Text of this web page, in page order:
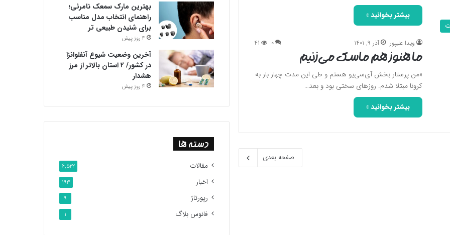
بیشتر بخوانید »
ویدا علیپور آذر 9, 1401 0
41
ما هنوز هم ماسک می‌زنیم
«من پرستار بخش آی‌سی‌یو هستم و طی این مدت چهار بار به
کرونا مبتلا شدم. روزهای سختی بود و بعد…
بیشتر بخوانید »
صفحه بعدی
بهترین مارک سمعک نامرئی؛
راهنمای انتخاب مدل مناسب
برای شنیدن طبیعی تر
4 روز پیش
آخرین وضعیت شیوع آنفلوانزا
در کشور/ ۲ استان بالاتر از مرز
هشدار
4 روز پیش
دسته ها
مقالات 6,522
اخبار 193
رپورتاژ 9
فانوس بلاگ 1